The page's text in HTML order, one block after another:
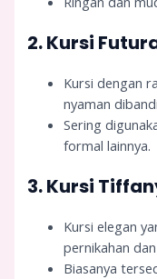
2. Kursi
Kursi dengan
nyaman
Sering
formal lainnya.
3. Kursi
Kursi elegan
pernikahan
Biasanya